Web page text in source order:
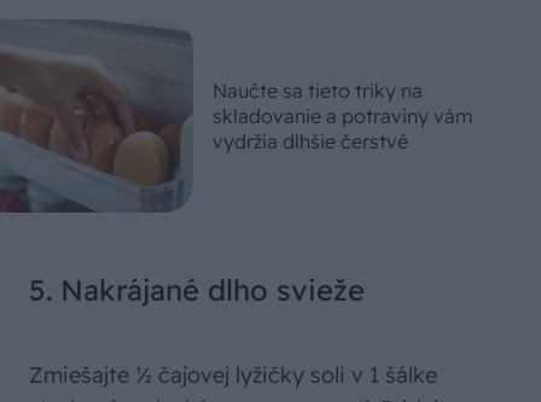
Naučte sa tieto triky na
skladovanie a potraviny vám
vydržia dlhšie čerstvé
5. Nakrájané dlho svieže
Zmiešajte ½ čajovej lyžičky soli v 1 šálke